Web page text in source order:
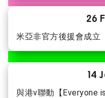
26
米亞非官方後援會成立
14
與港v聯動【Everyone